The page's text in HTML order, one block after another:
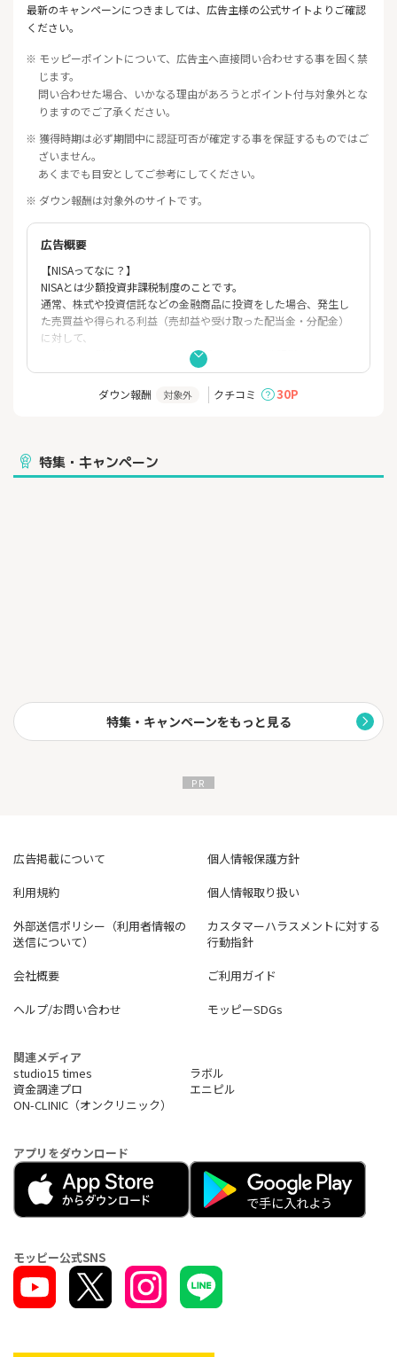
最新のキャンペーンにつきましては、広告主様の公式サイトよりご確認
ください。
※ モッピーポイントについて、広告主へ直接問い合わせする事を固く禁
じます。
問い合わせた場合、いかなる理由があろうとポイント付与対象外とな
りますのでご了承ください。
※ 獲得時期は必ず期間中に認証可否が確定する事を保証するものではご
ざいません。
あくまでも目安としてご参考にしてください。
※ ダウン報酬は対象外のサイトです。
広告概要
【NISAってなに？】
NISAとは少額投資非課税制度のことです。
通常、株式や投資信託などの金融商品に投資をした場合、発生し
た売買益や得られる利益（売却益や受け取った配当金・分配金）
に対して、
20.315%の税金がかかりますが、「NISA口座（非課税口座）」で
保有している金融商品から得られる利益が非課税になります。
■ゼロ革命 × NISAなら売買にかかる手数料も、利益にかかる税金
・国内株式売買手数料０円
・米国株式＆海外ETF売買手数料０円
ダウン報酬 対象外 クチコミ 30P
特集・キャンペーン
特集・キャンペーンをもっと見る
広告掲載について
個人情報保護方針
利用規約
個人情報取り扱い
外部送信ポリシー（利用者情報の
送信について）
カスタマーハラスメントに対する
行動指針
会社概要
ご利用ガイド
ヘルプ/お問い合わせ
モッピーSDGs
関連メディア
studio15 times
ラボル
資金調達プロ
エニピル
ON-CLINIC（オンクリニック）
アプリをダウンロード
モッピー公式SNS